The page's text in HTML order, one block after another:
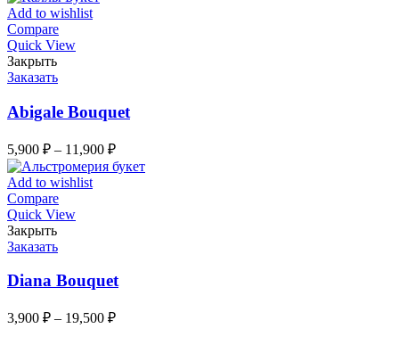
Add to wishlist
Compare
Quick View
Закрыть
Заказать
Abigale Bouquet
5,900 ₽ – 11,900 ₽
Add to wishlist
Compare
Quick View
Закрыть
Заказать
Diana Bouquet
3,900 ₽ – 19,500 ₽